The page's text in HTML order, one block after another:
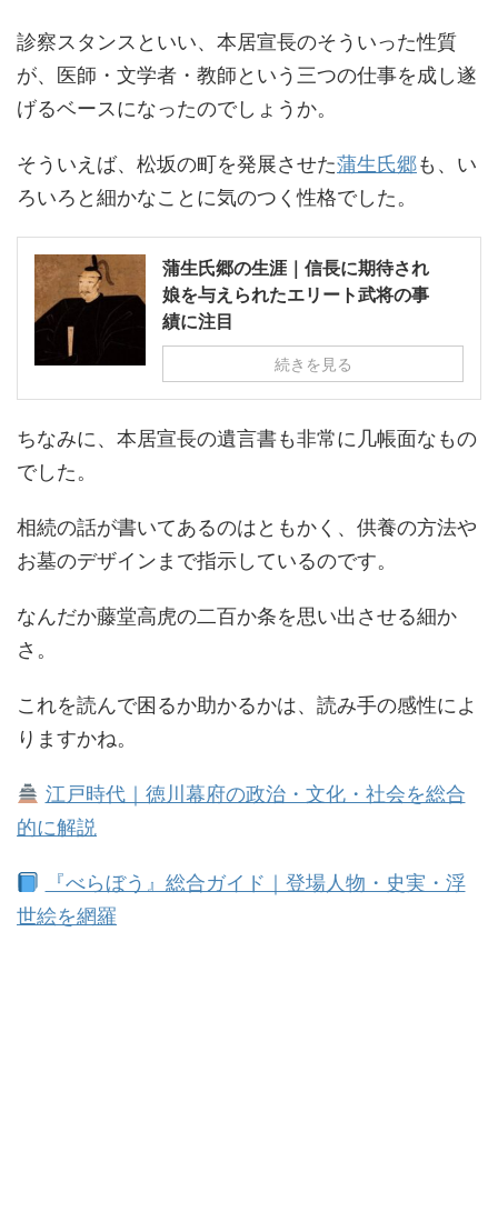
診察スタンスといい、本居宣長のそういった性質
が、医師・文学者・教師という三つの仕事を成し遂
げるベースになったのでしょうか。
そういえば、松坂の町を発展させた蒲生氏郷も、い
ろいろと細かなことに気のつく性格でした。
蒲生氏郷の生涯｜信長に期待され
娘を与えられたエリート武将の事
績に注目
続きを見る
ちなみに、本居宣長の遺言書も非常に几帳面なもの
でした。
相続の話が書いてあるのはともかく、供養の方法や
お墓のデザインまで指示しているのです。
なんだか藤堂高虎の二百か条を思い出させる細か
さ。
これを読んで困るか助かるかは、読み手の感性によ
りますかね。
江戸時代｜徳川幕府の政治・文化・社会を総合
的に解説
『べらぼう』総合ガイド｜登場人物・史実・浮
世絵を網羅